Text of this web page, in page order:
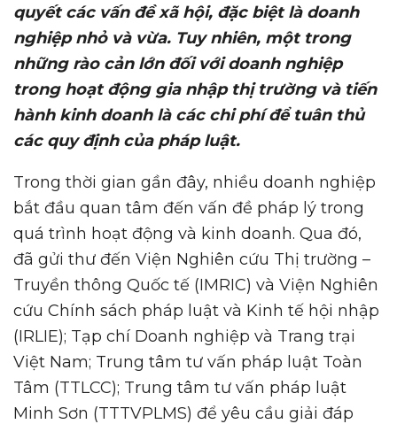
quyết các vấn đề xã hội, đặc biệt là doanh
nghiệp nhỏ và vừa. Tuy nhiên, một trong
những rào cản lớn đối với doanh nghiệp
trong hoạt động gia nhập thị trường và tiến
hành kinh doanh là các chi phí để tuân thủ
các quy định của pháp luật.
Trong thời gian gần đây, nhiều doanh nghiệp
bắt đầu quan tâm đến vấn đề pháp lý trong
quá trình hoạt động và kinh doanh. Qua đó,
đã gửi thư đến Viện Nghiên cứu Thị trường –
Truyền thông Quốc tế (IMRIC) và Viện Nghiên
cứu Chính sách pháp luật và Kinh tế hội nhập
(IRLIE); Tạp chí Doanh nghiệp và Trang trại
Việt Nam; Trung tâm tư vấn pháp luật Toàn
Tâm (TTLCC); Trung tâm tư vấn pháp luật
Minh Sơn (TTTVPLMS) để yêu cầu giải đáp